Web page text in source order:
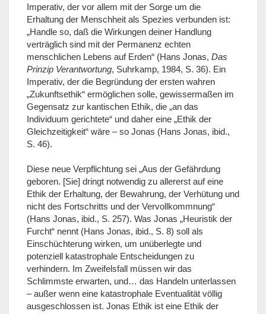
Imperativ, der vor allem mit der Sorge um die
Erhaltung der Menschheit als Spezies verbunden ist:
„Handle so, daß die Wirkungen deiner Handlung
verträglich sind mit der Permanenz echten
menschlichen Lebens auf Erden“ (Hans Jonas, Das
Prinzip Verantwortung, Suhrkamp, 1984, S. 36). Ein
Imperativ, der die Begründung der ersten wahren
„Zukunftsethik“ ermöglichen solle, gewissermaßen im
Gegensatz zur kantischen Ethik, die „an das
Individuum gerichtete“ und daher eine „Ethik der
Gleichzeitigkeit“ wäre – so Jonas (Hans Jonas, ibid.,
S. 46).
Diese neue Verpflichtung sei „Aus der Gefährdung
geboren. [Sie] dringt notwendig zu allererst auf eine
Ethik der Erhaltung, der Bewahrung, der Verhütung und
nicht des Fortschritts und der Vervollkommnung“
(Hans Jonas, ibid., S. 257). Was Jonas „Heuristik der
Furcht“ nennt (Hans Jonas, ibid., S. 8) soll als
Einschüchterung wirken, um unüberlegte und
potenziell katastrophale Entscheidungen zu
verhindern. Im Zweifelsfall müssen wir das
Schlimmste erwarten, und… das Handeln unterlassen
– außer wenn eine katastrophale Eventualität völlig
ausgeschlossen ist. Jonas Ethik ist eine Ethik der